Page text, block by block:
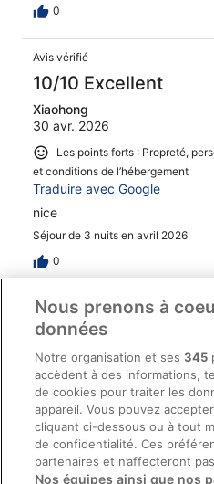
0
Avis vérifié
10/10 Excellent
Xiaohong
30 avr. 2026
Les points forts : Propreté,
et conditions de l’hébergement
Traduire avec Google
nice
Séjour de 3 nuits en avril 2026
0
Avis vérifié
10/10 Excellent
Fiona-Katharina
26 avr. 2026
Les points forts : Propreté,
et infrastructures et conditions de
Traduire avec Google
All good! I had a nice stay
helpful.
Nous prenons à
données
Notre organisation et ses345
accèdent à des informations,
de cookies pour traiter les
appareil. Vous pouvez
cliquant ci-dessous ou à tout
de confidentialité. Ces
partenaires et n’affecteront
Nos équipes ainsi que nos